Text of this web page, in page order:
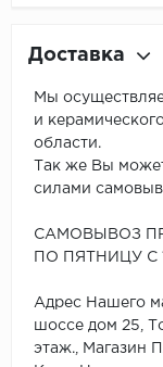
Доставка
Мы
и
области.
Так же Вы
силами
САМОВЫВОЗ
ПО ПЯТНИЦУ С
Адрес Нашего
шоссе дом 25,
этаж.,